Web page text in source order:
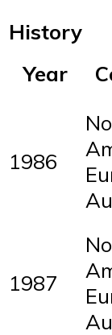
History
Year
1986
1987